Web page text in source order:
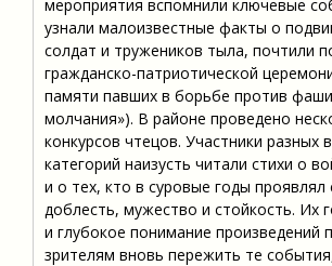
мероприятия вспомнили ключевые
узнали малоизвестные факты о
солдат и тружеников тыла, почтили
гражданско-патриотической
памяти павших в борьбе против
молчания»). В районе проведено
конкурсов чтецов. Участники разных
категорий наизусть читали стихи о
и о тех, кто в суровые годы проявлял
доблесть, мужество и стойкость. Их
и глубокое понимание произведений
зрителям вновь пережить те